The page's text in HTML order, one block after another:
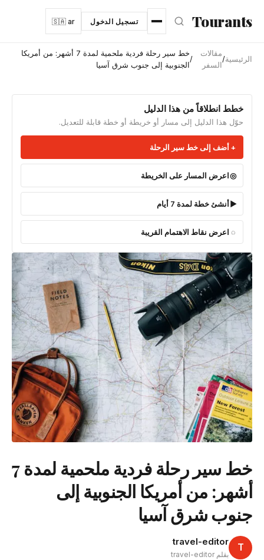
انتقل إلى المحتوى الرئيسي
Tourants تسجيل الدخول 🇸🇦 ar
الرئيسية/
مقالات
السفر
/
خط سير رحلة فردية ملحمية لمدة 7 أشهر: من أمريكا
الجنوبية إلى جنوب شرق آسيا
خطط انطلاقاً من هذا الدليل
حوّل هذا الدليل إلى مسار أو خريطة أو خطة قابلة للتعديل.
أضف إلى خط سير الرحلة
اعرض المسار على الخريطة
أنشئ خطة لمدة 7 أيام
اعرض نقاط الاهتمام القريبة
خط سير رحلة فردية ملحمية لمدة 7
أشهر: من أمريكا الجنوبية إلى
جنوب شرق آسيا
T
travel-editor
بقلم travel-editor